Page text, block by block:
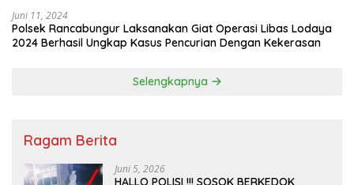
Juni 11, 2024
Polsek Rancabungur Laksanakan Giat Operasi Libas Lodaya
2024 Berhasil Ungkap Kasus Pencurian Dengan Kekerasan
Selengkapnya
Ragam Berita
Juni 5, 2026
HALLO POLISI !!! SOSOK BERKEDOK